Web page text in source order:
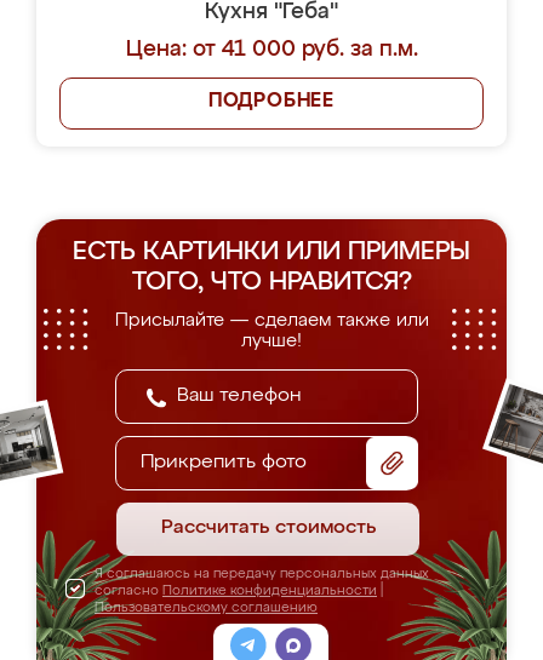
Кухня "Геба"
Цена: от 41 000 руб. за п.м.
ПОДРОБНЕЕ
ЕСТЬ КАРТИНКИ ИЛИ ПРИМЕРЫ
ТОГО, ЧТО НРАВИТСЯ?
Присылайте — сделаем также или
лучше!
Прикрепить фото
Рассчитать стоимость
Я соглашаюсь на передачу персональных данных
согласно Политике конфиденциальности
Пользовательскому соглашению